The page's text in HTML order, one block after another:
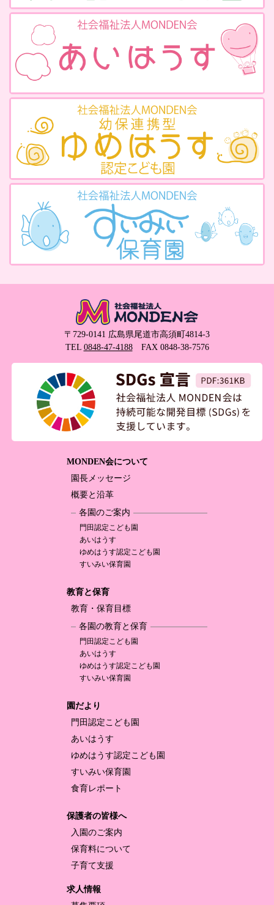
〒729-0141 広島県尾道市高須町4814-3
TEL 0848-47-4188FAX 0848-38-7576
MONDEN会について
園長メッセージ
概要と沿革
各園のご案内
門田認定こども園
あいはうす
ゆめはうす認定こども園
すいみい保育園
教育と保育
教育・保育目標
各園の教育と保育
門田認定こども園
あいはうす
ゆめはうす認定こども園
すいみい保育園
園だより
門田認定 こども園
あいはうす
ゆめはうす認定 こども園
すいみい保育園
食育レポート
保護者の皆様へ
入園のご案内
保育料について
子育て支援
求人情報